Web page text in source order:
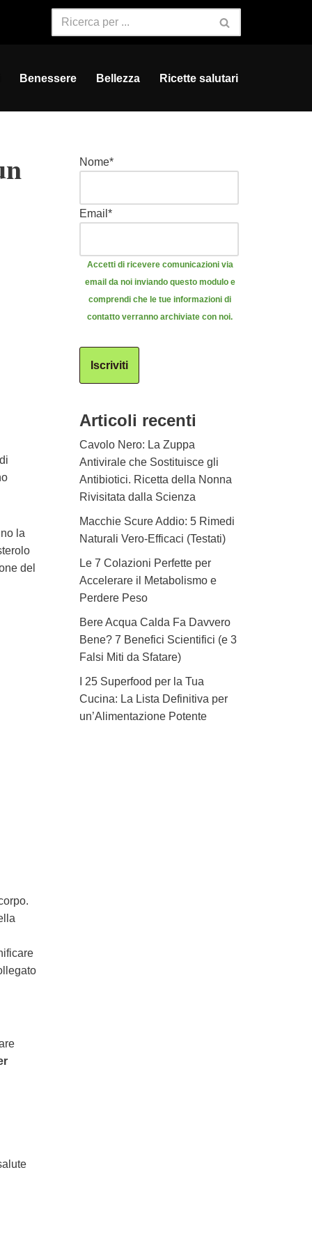
Benessere Bellezza Ricette salutari
la
del
Nome*
Email *
Accetti di ricevere comunicazioni via
email da noi inviando questo modulo e
comprendi che le tue informazioni di
contatto verranno archiviate con noi.
Iscriviti
Articoli recenti
Cavolo Nero: La Zuppa
Antivirale che Sostituisce gli
Antibiotici. Ricetta della Nonna
Rivisitata dalla Scienza
Macchie Scure Addio: 5 Rimedi
Naturali Vero-Efficaci (Testati)
Le 7 Colazioni Perfette per
Accelerare il Metabolismo e
Perdere Peso
Bere Acqua Calda Fa Davvero
Bene? 7 Benefici Scientifici (e 3
Falsi Miti da Sfatare)
I 25 Superfood per la Tua
Cucina: La Lista Definitiva per
un’Alimentazione Potente